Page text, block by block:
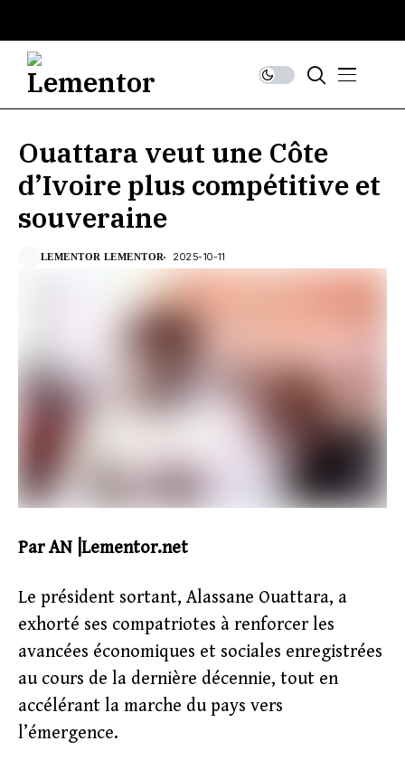
Ouattara veut une Côte
d’Ivoire plus compétitive et
souveraine
LEMENTOR LEMENTOR 2025-10-11
Par AN |Lementor.net
Le président sortant, Alassane Ouattara, a
exhorté ses compatriotes à renforcer les
avancées économiques et sociales enregistrées
au cours de la dernière décennie, tout en
accélérant la marche du pays vers
l’émergence.